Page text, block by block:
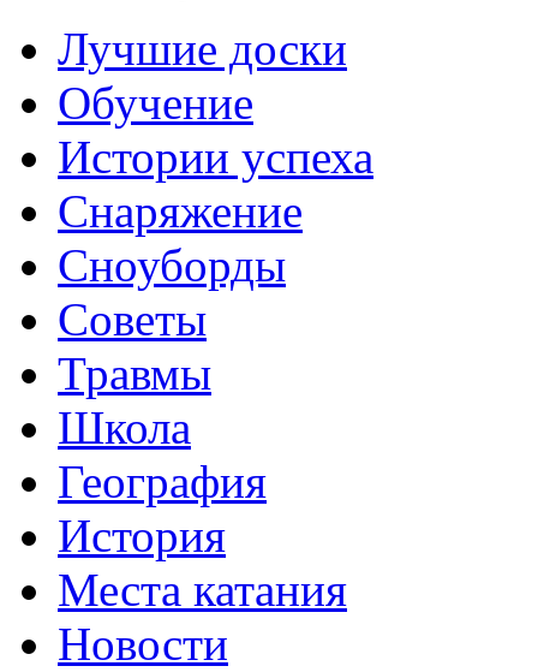
Лучшие доски
Обучение
Истории успеха
Снаряжение
Сноуборды
Советы
Травмы
Школа
География
История
Места катания
Новости